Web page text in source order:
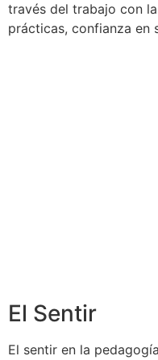
través del trabajo con
prácticas, confianza en
El Sentir
El sentir en la